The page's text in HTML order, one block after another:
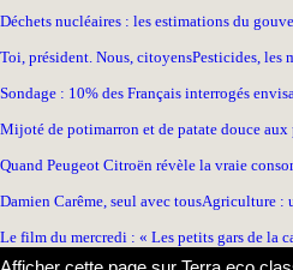
Déchets nucléaires : les estimations du
Toi, président. Nous, citoyensPesticides, les
Sondage : 10% des Français interrogés
Mijoté de potimarron et de patate douce aux
Quand Peugeot Citroën révèle la vraie
Damien Carême, seul avec tousAgriculture :
Le film du mercredi : « Les petits gars de la